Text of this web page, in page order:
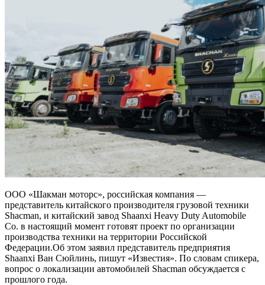
ООО «Шакман моторс», российская компания —
представитель китайского производителя грузовой техники
Shacman, и китайский завод Shaanxi Heavy Duty Automobile
Co. в настоящий момент готовят проект по организации
производства техники на территории Российской
Федерации.Об этом заявил представитель предприятия
Shaanxi Ван Сюйлинь, пишут «Известия». По словам спикера,
вопрос о локализации автомобилей Shacman обсуждается с
прошлого года.